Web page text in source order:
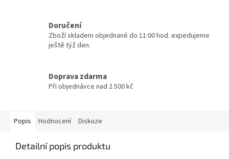
Doručení
Zboží skladem objednané do 11:00 hod. expedujeme
ještě týž den.
Doprava zdarma
Při objednávce nad 2 500 kč
Popis Hodnocení Diskuze
Detailní popis produktu